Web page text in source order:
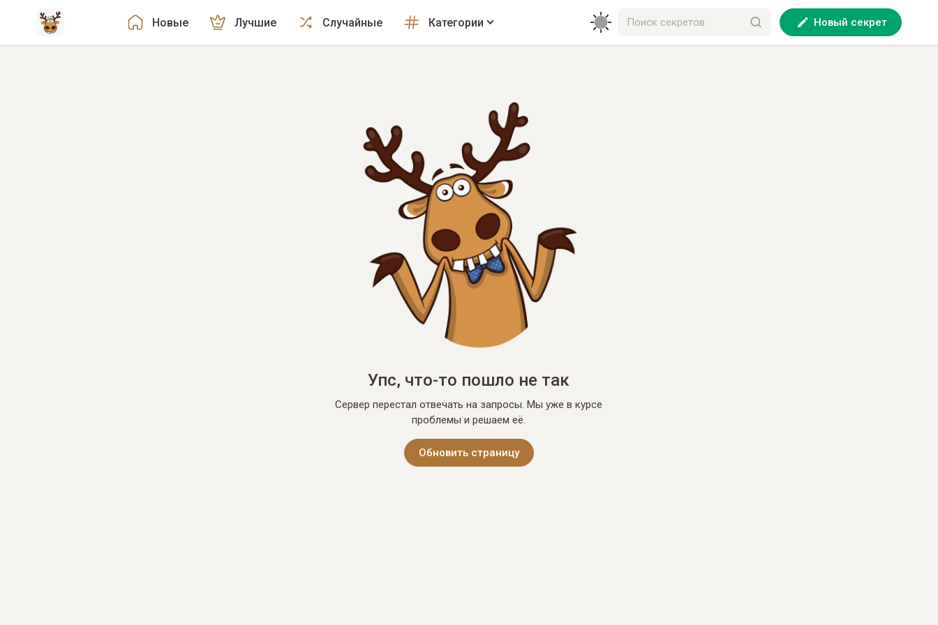
Новые Лучшие Случайные Категории Новый секрет
Упс, что-то пошло не так
Сервер перестал отвечать на запросы. Мы уже в курсе
проблемы и решаем её.
Обновить страницу